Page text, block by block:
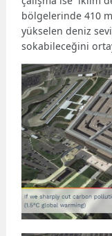
bölgelerinde 410
yükselen deniz
sokabileceğini